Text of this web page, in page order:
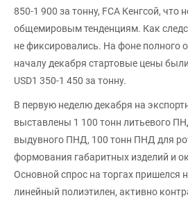
850-1 900 за тонну, FCA Кенгсой, что
общемировым тенденциям. Как
не фиксировались. На фоне полного
началу декабря стартовые цены
USD1 350-1 450 за тонну.
В первую неделю декабря на
выставлены 1 100 тонн литьевого
выдувного ПНД, 100 тонн ПНД для
формования габаритных изделий и
Основной спрос на торгах пришелся
линейный полиэтилен, активно